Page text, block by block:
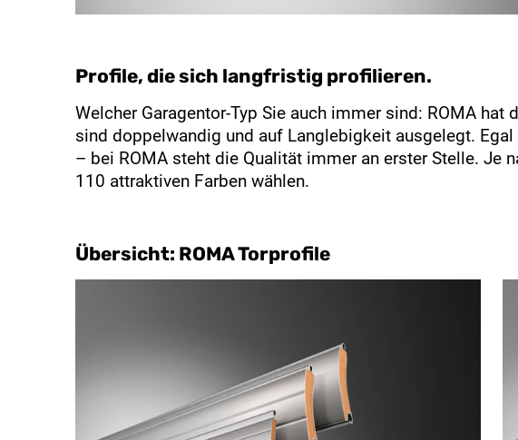
Profile, die sich langfristig profilieren.
Welcher Garagentor-Typ Sie auch immer sind: ROMA
sind doppelwandig und auf Langlebigkeit ausgelegt.
– bei ROMA steht die Qualität immer an erster Stelle. Je
110 attraktiven Farben wählen.
Übersicht: ROMA Torprofile